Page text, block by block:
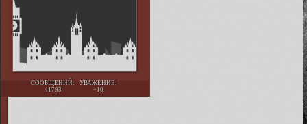
СООБЩЕНИЙ:
41793
УВАЖЕНИЕ:
+10